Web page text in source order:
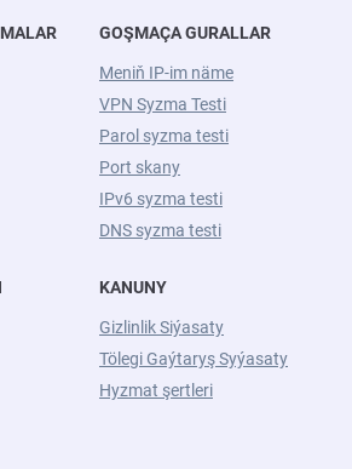
GOŞMAÇA GURALLAR
Meniň IP-im näme
VPN Syzma Testi
Parol syzma testi
Port skany
IPv6 syzma testi
DNS syzma testi
KANUNY
Gizlinlik Siýasaty
Tölegi Gaýtaryş Syýasaty
Hyzmat şertleri